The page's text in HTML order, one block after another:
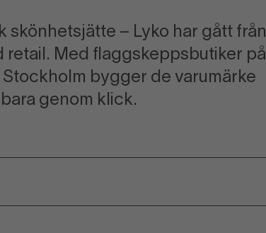
skönhetsjätte – Lyko har gått från
Med flaggskeppsbutiker på
bygger de varumärke
genom klick.